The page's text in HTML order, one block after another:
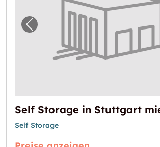
Vorheriges Bild für "Self
Self Storage in Stuttgart
Self Storage